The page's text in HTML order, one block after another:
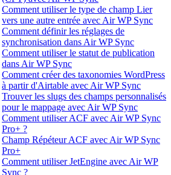
Comment utiliser le type de champ Lier
vers une autre entrée avec Air WP Sync
Comment définir les réglages de
synchronisation dans Air WP Sync
Comment utiliser le statut de publication
dans Air WP Sync
Comment créer des taxonomies WordPress
à partir d'Airtable avec Air WP Sync
Trouver les slugs des champs personnalisés
pour le mappage avec Air WP Sync
Comment utiliser ACF avec Air WP Sync
Pro+ ?
Champ Répéteur ACF avec Air WP Sync
Pro+
Comment utiliser JetEngine avec Air WP
Sync ?